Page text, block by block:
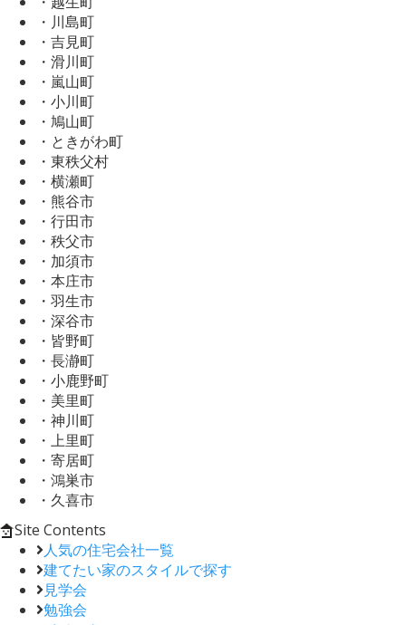
・川島町
・吉見町
・滑川町
・嵐山町
・小川町
・鳩山町
・ときがわ町
・東秩父村
・横瀬町
・熊谷市
・行田市
・秩父市
・加須市
・本庄市
・羽生市
・深谷市
・皆野町
・長瀞町
・小鹿野町
・美里町
・神川町
・上里町
・寄居町
・鴻巣市
・久喜市
Site Contents
人気の住宅会社一覧
建てたい家のスタイルで探す
見学会
勉強会